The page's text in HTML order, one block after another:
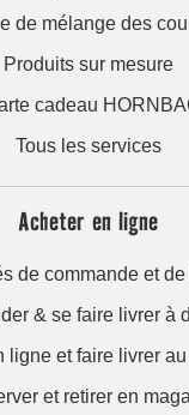
de mélange des
Produits sur mesure
cadeau
Tous les services
Acheter en ligne
de commande et
& se faire livrer à
ligne et faire livrer
et retirer en